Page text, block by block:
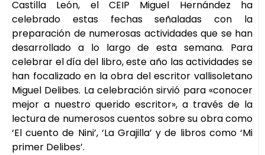
Castilla León, el CEIP Miguel Hernández ha
celebrado estas fechas señaladas con la
preparación de numerosas actividades que se han
desarrollado a lo largo de esta semana. Para
celebrar el día del libro, este año las actividades se
han focalizado en la obra del escritor vallisoletano
Miguel Delibes. La celebración sirvió para «conocer
mejor a nuestro querido escritor», a través de la
lectura de numerosos cuentos sobre su obra como
‘El cuento de Nini’, ‘La Grajilla’ y de libros como ‘Mi
primer Delibes’.